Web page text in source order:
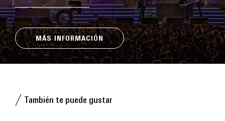
MÁS INFORMACIÓN
También te puede gustar